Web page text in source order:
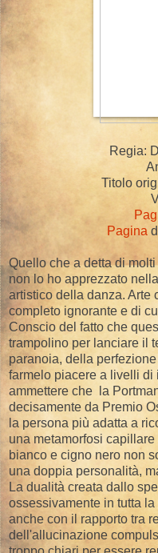
Regia:
Titolo
Pagina
Quello che a detta di
non lo ho apprezzato
artistico della danza. Arte
completo ignorante e di
Conscio del fatto che
trampolino per lanciare il
paranoia, della
farmelo piacere a livelli di
ammettere che la
decisamente da Premio
la persona più adatta a
una metamorfosi
bianco e cigno nero non
una doppia personalità,
La dualità creata dallo
ossessivamente in tutta
anche con il rapporto tra
dell'allucinazione